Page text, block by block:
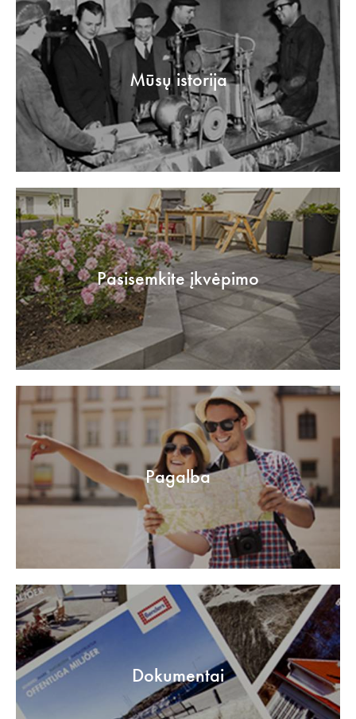
Mūsų istorija
Pasisemkite įkvėpimo
Pagalba
Dokumentai